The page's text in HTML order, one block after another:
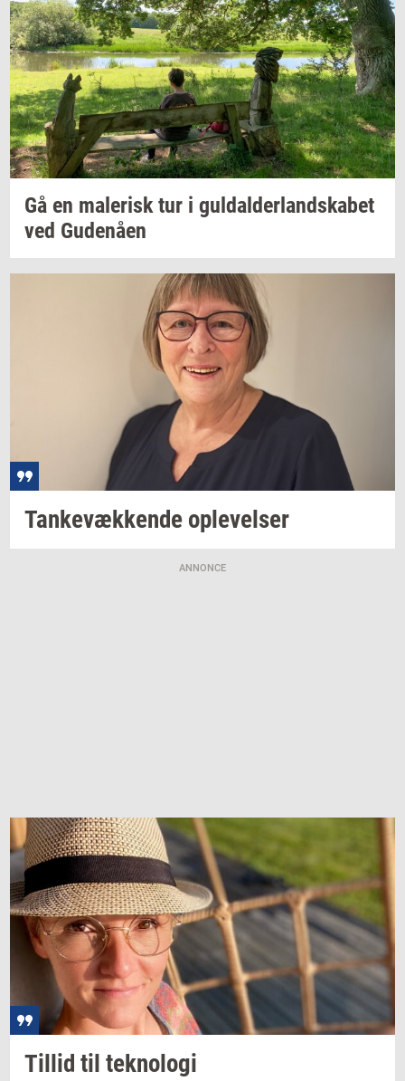
Gå en ma­le­risktur i gul­dal­der­land­ska­bet
ved Gu­denå­en
Tan­ke­væk­ken­de op­le­vel­ser
ANNONCE
Til­lid til tek­no­lo­gi